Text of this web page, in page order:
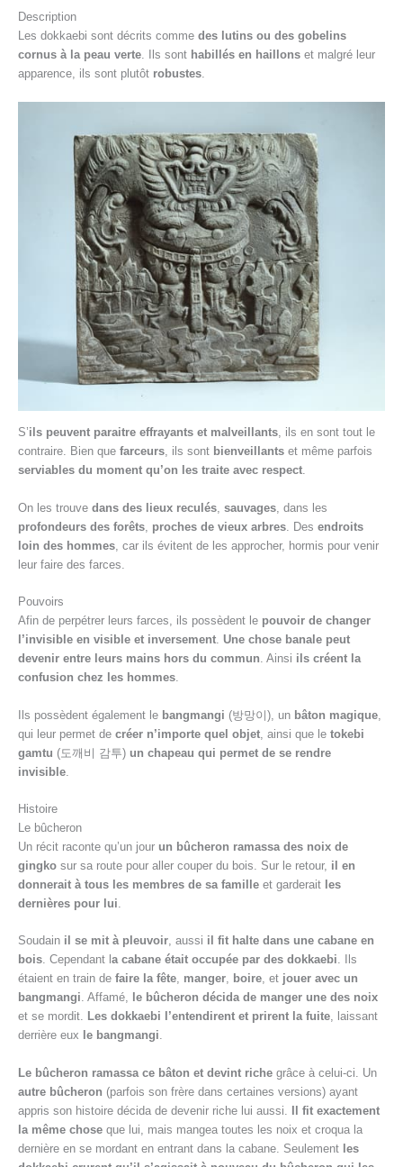
Description
Les dokkaebi sont décrits comme des lutins ou des gobelins
cornus à la peau verte. Ils sont habillés en haillons et malgré leur
apparence, ils sont plutôt robustes.
S’ils peuvent paraitre effrayants et malveillants, ils en sont tout le
contraire. Bien que farceurs, ils sont bienveillants et même parfois
serviables du moment qu’on les traite avec respect.
On les trouve dans des lieux reculés sauvages , dans les
profondeurs des forêts proches de vieux arbres . Des endroits
loin des hommes , car ils évitent de les approcher, hormis pour venir
leur faire des farces.
Pouvoirs
Afin de perpétrer leurs farces, ils possèdent le pouvoir de changer
l’invisible en visible et inversement. Une chose banale peut
devenir entre leurs mains hors du commun. Ainsi ils créent la
confusion chez les hommes.
Ils possèdent également le bangmangi (방망이), un bâton magique
qui leur permet de créer n’importe quel objet , ainsi que le tokebi
gamtu (도깨비 감투) un chapeau qui permet de se rendre
invisible
Histoire
Le bûcheron
Un récit raconte qu’un jour un bûcheron ramassa des noix de
gingko sur sa route pour aller couper du bois. Sur le retour, il en
donnerait à tous les membres de sa famille et garderait les
dernières pour lui.
Soudain il se mit à pleuvoir, aussi il fit halte dans une cabane en
bois. Cependant l a cabane était occupée par des dokkaebi. Ils
étaient en train de faire la fête, manger, boire, et jouer avec un
bangmangi. Affamé, le bûcheron décida de manger une des noix
et se mordit. Les dokkaebi l’entendirent et prirent la fuite, laissant
derrière eux le bangmangi.
Le bûcheron ramassa ce bâton et devint riche grâce à celui-ci. Un
autre bûcheron (parfois son frère dans certaines versions) ayant
appris son histoire décida de devenir riche lui aussi.
Il fit exactement
la même chose que lui, mais mangea toutes les noix et croqua la
dernière en se mordant en entrant dans la cabane. Seulement les